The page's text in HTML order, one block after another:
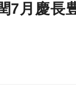
7月慶長